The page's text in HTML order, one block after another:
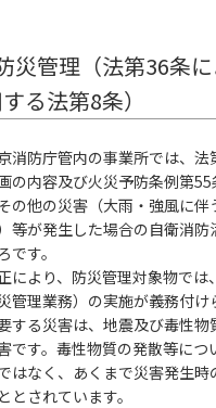
災管理（法第36条
る法第8条）
消防庁管内の事業所では、法
の内容及び火災予防条例第
の他の災害（大雨・強風に
等が発生した場合の自衛消防
です。
により、防災管理対象物では
管理業務）の実施が義務付け
する災害は、地震及び毒性
です。毒性物質の発散等につ
はなく、あくまで災害発生
とされています。